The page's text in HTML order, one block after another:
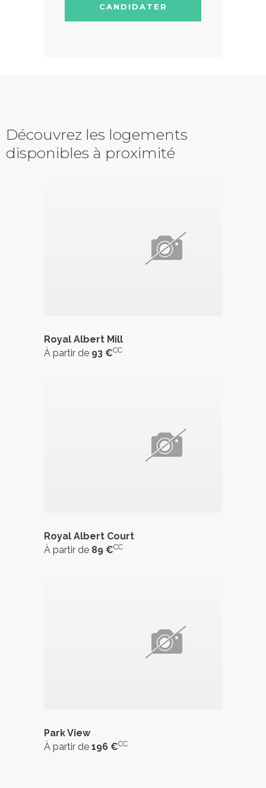
CANDIDATER
Découvrez les logements
disponibles à proximité
Royal Albert Mill
À partir de 93 €CC
Royal Albert Court
À partir de 89 €CC
Park View
À partir de 196 €CC